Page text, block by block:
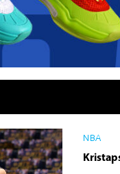
NBA